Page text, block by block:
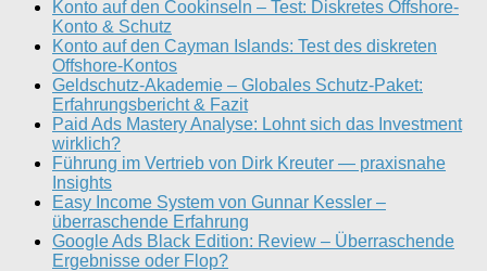
Konto auf den Cookinseln – Test: Diskretes Offshore-
Konto & Schutz
Konto auf den Cayman Islands: Test des diskreten
Offshore-Kontos
Geldschutz-Akademie – Globales Schutz-Paket:
Erfahrungsbericht & Fazit
Paid Ads Mastery Analyse: Lohnt sich das Investment
wirklich?
Führung im Vertrieb von Dirk Kreuter — praxisnahe
Insights
Easy Income System von Gunnar Kessler –
überraschende Erfahrung
Google Ads Black Edition: Review – Überraschende
Ergebnisse oder Flop?